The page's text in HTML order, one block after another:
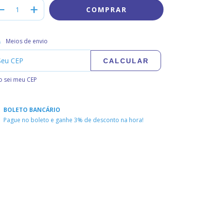
para o CEP:
Meios de envio
CALCULAR
sei meu CEP
BOLETO BANCÁRIO
Pague no boleto e ganhe 3% de desconto na hora!